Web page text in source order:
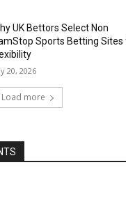
UK Bettors Select Non
Sports Betting
20, 2026
Load more